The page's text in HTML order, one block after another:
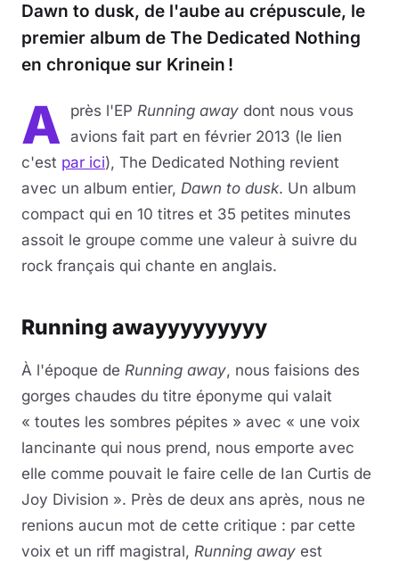
Sortir
Sciences & Tech
Forum
Dawn to dusk, de l'aube au crépuscule, le
premier album de The Dedicated Nothing
en chronique sur Krinein !
A près l'EP Running away dont nous vous
avions fait part en février 2013 (le lien
c'est par ici), The Dedicated Nothing revient
avec un album entier, Dawn to dusk. Un album
compact qui en 10 titres et 35 petites minutes
assoit le groupe comme une valeur à suivre du
rock français qui chante en anglais.
Running awayyyyyyyyy
À l'époque de Running away, nous faisions des
gorges chaudes du titre éponyme qui valait
« toutes les sombres pépites » avec « une voix
lancinante qui nous prend, nous emporte avec
elle comme pouvait le faire celle de Ian Curtis de
Joy Division ». Près de deux ans après, nous ne
renions aucun mot de cette critique : par cette
voix et un riff magistral, Running away est